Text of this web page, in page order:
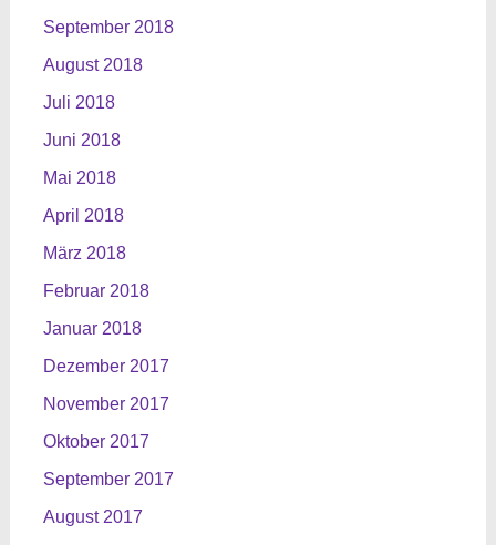
September 2018
August 2018
Juli 2018
Juni 2018
Mai 2018
April 2018
März 2018
Februar 2018
Januar 2018
Dezember 2017
November 2017
Oktober 2017
September 2017
August 2017